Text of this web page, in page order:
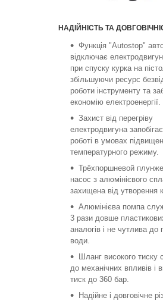
НАДІЙНІСТЬ ТА
Функція "Autostop"
відключає
при спуску курка на
збільшуючи ресурс
роботи інструменту та
економію електроенергії.
Захист від перегріву
електродвигуна
роботі в умовах
температурного режиму.
Трёхпоршневой
насос з алюмінієвого
захищена від утворення
Алюмінієва помпа
3 рази довше
аналогів і не чутлива до
води.
Шланг високого тиску
до механічних впливів і
тиск до 360 бар.
Надійне і довговічне